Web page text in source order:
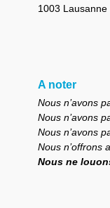
1003 Lausanne
A noter
Nous n’avons
Nous n’avons
Nous n’avons
Nous n’offrons
Nous ne